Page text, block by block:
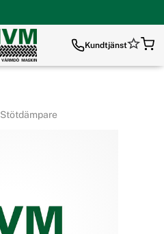
Kundtjänst
Stötdämpare